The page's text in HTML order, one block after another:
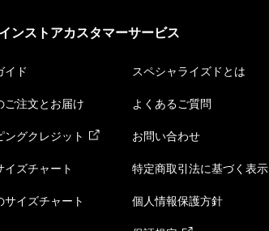
ンストアカスタマーサービス
イド
ご注文とお届け
ングクレジット
イズチャート
サイズチャート
スペシャライズドとは
よくあるご質問
お問い合わせ
特定商取引法に基づく表示
個人情報保護方針